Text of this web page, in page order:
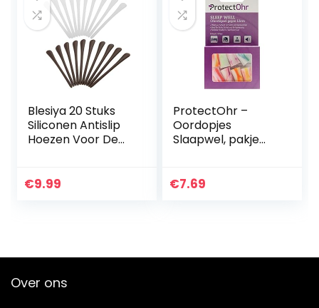
Blesiya 20 Stuks
Siliconen Antislip
Hoezen Voor De
Tempels Bril
€9.99
ProtectOhr –
Oordopjes
Slaapwel, pakje
schuimrubberen
€7.69
Over ons